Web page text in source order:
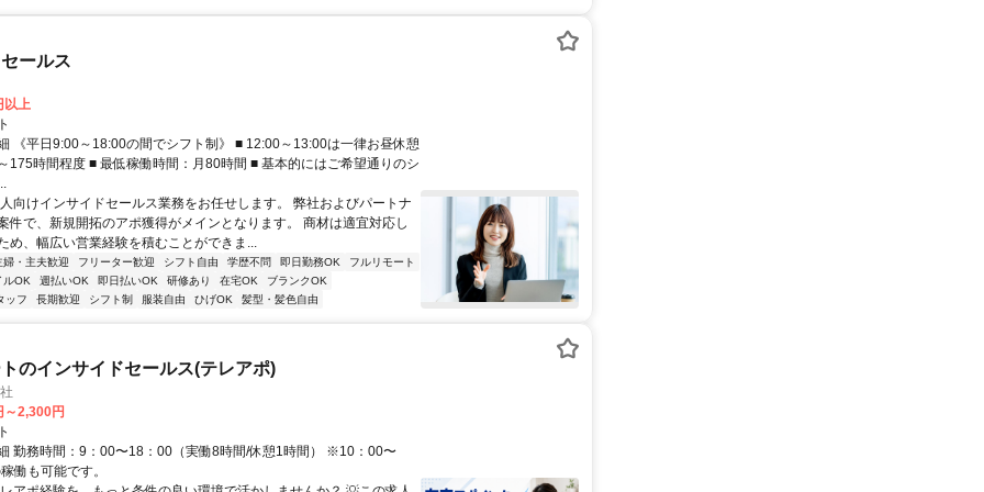
ールス
以上
《平日9:00～18:00の間でシフト制》 ■ 12:00～13:00は一律お昼休憩
175時間程度 ■ 最低稼働時間：月80時間 ■ 基本的にはご希望通りのシ
向けインサイドセールス業務をお任せします。 弊社およびパートナ
件で、新規開拓のアポ獲得がメインとなります。 商材は適宜対応し
め、幅広い営業経験を積むことができま...
婦・主夫歓迎 フリーター歓迎 シフト自由 学歴不問 即日勤務OK
フルリモート
ルOK
週払いOK 即日払いOK 研修あり 在宅OK
ブランクOK
ッフ
長期歓迎 シフト制 服装自由 ひげOK 髪型・髪色自由
のインサイドセールス(テレアポ)
2,300円
勤務時間：9：00〜18：00（実働8時間/休憩1時間） ※10：00〜
働も可能です。